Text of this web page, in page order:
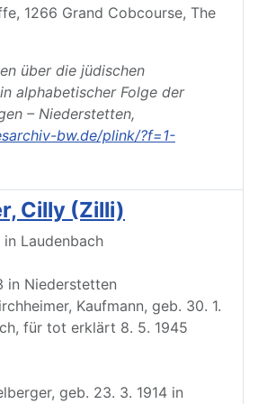
1266 Grand Cobcourse, The
über die jüdischen
alphabetischer Folge der
– Niederstetten,
bw.de/plink/?f=1-
Cilly (Zilli)
in Laudenbach
in Niederstetten
Kaufmann, geb. 30. 1.
für tot erklärt 8. 5. 1945
geb. 23. 3. 1914 in